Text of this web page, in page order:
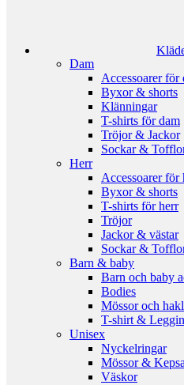
Dam
Accessoarer för
Byxor & shorts
Klänningar
T-shirts för dam
Tröjor & Jackor
Sockar &
Herr
Accessoarer för
Byxor & shorts
T-shirts för herr
Tröjor
Jackor & västar
Sockar &
Barn & baby
Barn och baby
Bodies
Mössor och
T-shirt &
Unisex
Nyckelringar
Mössor &
Väskor